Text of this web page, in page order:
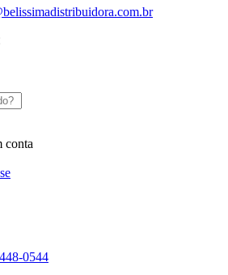
0544